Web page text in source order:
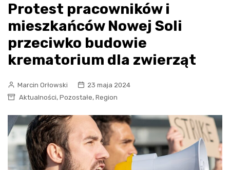
Protest pracowników i
mieszkańców Nowej Soli
przeciwko budowie
krematorium dla zwierząt
Marcin Orłowski
23 maja 2024
Aktualności, Pozostałe, Region